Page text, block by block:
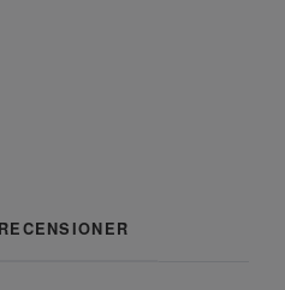
RECENSIONER